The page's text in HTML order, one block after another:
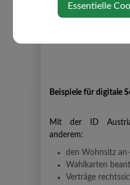
wurde, ist nur
Basisfunktion der ID
Beispiele für digitale
Mit der ID
anderem:
den Wohnsitz
Wahlkarten
Verträge
Essentielle